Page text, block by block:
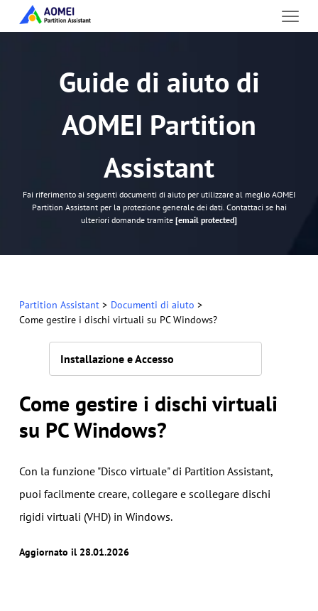
Guide di aiuto di
AOMEI Partition
Assistant
Fai riferimento ai seguenti documenti di aiuto per utilizzare al meglio AOMEI
Partition Assistant per la protezione generale dei dati. Contattaci se hai
ulteriori domande tramite [email protected]
Partition Assistant> Documenti di aiuto >
Come gestire i dischi virtuali su PC Windows?
Installazione e Accesso
Come gestire i dischi virtuali
su PC Windows?
Con la funzione "Disco virtuale" di Partition Assistant,
puoi facilmente creare, collegare e scollegare dischi
rigidi virtuali (VHD) in Windows.
Aggiornato il 28.01.2026